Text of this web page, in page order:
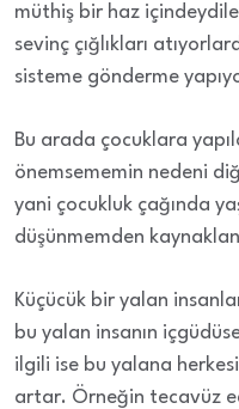
müthiş bir haz
sevinç çığlıkları
sisteme gönderme
Bu arada çocuklara
önemsememin nedeni
yani çocukluk çağında
düşünmemden
Küçücük bir yalan
bu yalan insanın
ilgili ise bu yalana
artar. Örneğin tecavüz